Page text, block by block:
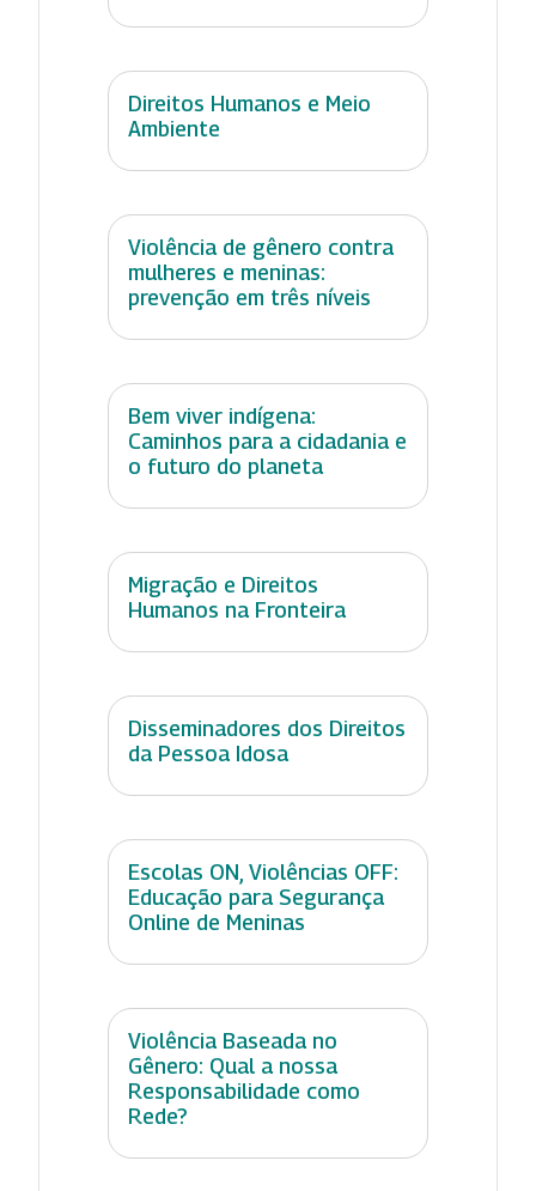
Direitos Humanos e Meio
Ambiente
Violência de gênero contra
mulheres e meninas:
prevenção em três níveis
Bem viver indígena:
Caminhos para a cidadania e
o futuro do planeta
Migração e Direitos
Humanos na Fronteira
Disseminadores dos Direitos
da Pessoa Idosa
Escolas ON, Violências OFF:
Educação para Segurança
Online de Meninas
Violência Baseada no
Gênero: Qual a nossa
Responsabilidade como
Rede?